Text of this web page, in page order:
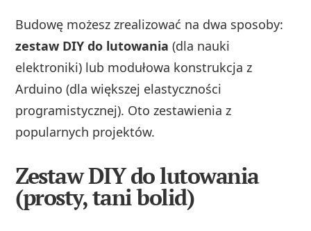
Budowę możesz zrealizować na dwa sposoby:
zestaw DIY do lutowania (dla nauki
elektroniki) lub modułowa konstrukcja z
Arduino (dla większej elastyczności
programistycznej). Oto zestawienia z
popularnych projektów.
Zestaw DIY do lutowania
(prosty, tani bolid)